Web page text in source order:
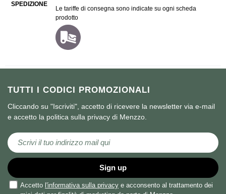
TUTTI I CODICI PROMOZIONALI
Cliccando su "Iscriviti", accetto di ricevere la newsletter via e-mail
e accetto la politica sulla privacy di Menzzo.
Iscriviti alla nostra Newsletter:
Sign up
Accetto l'informativa sulla privacy e acconsento al trattamento dei
SPEDIZIONE
Le tariffe di consegna sono indicate su ogni scheda
prodotto